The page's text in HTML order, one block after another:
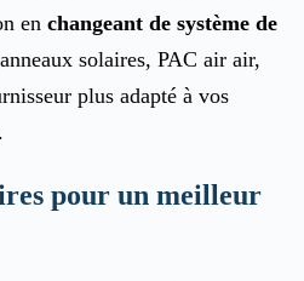
en changeant de système de
solaires, PAC air air,
plus adapté à vos
pour un meilleur